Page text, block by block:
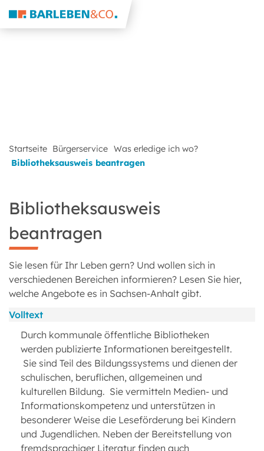
Startseite Bürgerservice Was erledige ich wo?
Bibliotheksausweis beantragen
Bibliotheksausweis
beantragen
Sie lesen für Ihr Leben gern? Und wollen sich in
verschiedenen Bereichen informieren? Lesen Sie hier,
welche Angebote es in Sachsen-Anhalt gibt.
Volltext
Durch kommunale öffentliche Bibliotheken
werden publizierte Informationen bereitgestellt.
Sie sind Teil des Bildungssystems und dienen der
schulischen, beruflichen, allgemeinen und
kulturellen Bildung. Sie vermitteln Medien- und
Informationskompetenz und unterstützen in
besonderer Weise die Leseförderung bei Kindern
und Jugendlichen. Neben der Bereitstellung von
fremdsprachiger Literatur finden auch